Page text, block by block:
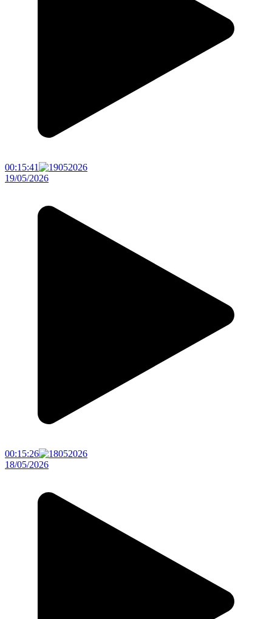
00:15:41
19/05/2026
00:15:26
18/05/2026